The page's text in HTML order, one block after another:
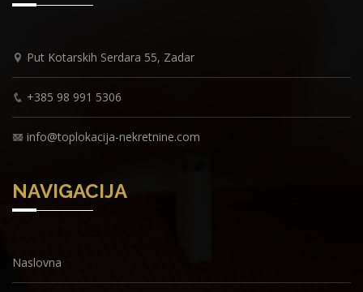
Put Kotarskih Serdara 55, Zadar
+385 98 991 5306
info@toplokacija-nekretnine.com
NAVIGACIJA
Naslovna